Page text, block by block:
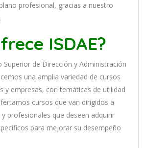
profesional, gracias a nuestro
.
ISDAE?
Superior de Dirección y Administración
cemos una amplia variedad de cursos
y empresas, con temáticas de utilidad
fertamos cursos que van dirigidos a
profesionales que deseen adquirir
para mejorar su desempeño